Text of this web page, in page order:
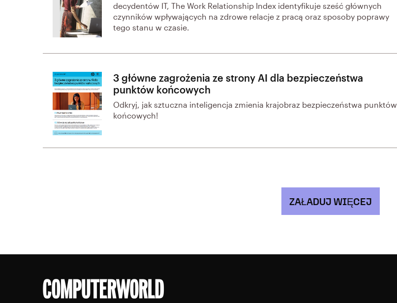
decydentów IT, The Work Relationship Index identyfikuje sześć głównych
czynników wpływających na zdrowe relacje z pracą oraz sposoby poprawy
tego stanu w czasie.
3 główne zagrożenia ze strony AI dla bezpieczeństwa
punktów końcowych
Odkryj, jak sztuczna inteligencja zmienia krajobraz bezpieczeństwa punktów
końcowych!
ZAŁADUJ WIĘCEJ